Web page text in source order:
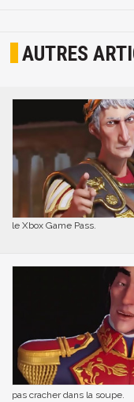
AUTRES
le Xbox Game Pass.
pas cracher dans la soupe.